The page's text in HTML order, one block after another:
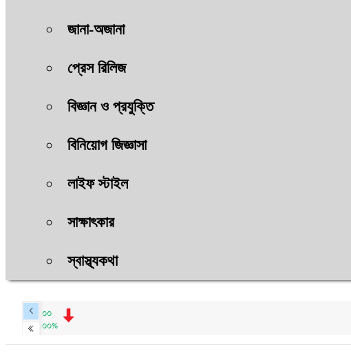
জানা-অজানা
প্রেস রিলিজ
বিজ্ঞান ও প্রযুক্তি
বিনিয়োগ জিজ্ঞাসা
লাইফ স্টাইল
সাক্ষাৎকার
স্বাস্থ্যকথা